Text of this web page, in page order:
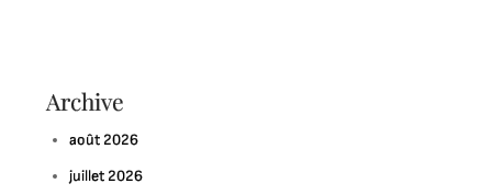
Archive
août 2026
juillet 2026